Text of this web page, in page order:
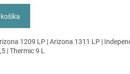
1209 LP | Arizona 1311 LP |
| Thermic 9 L